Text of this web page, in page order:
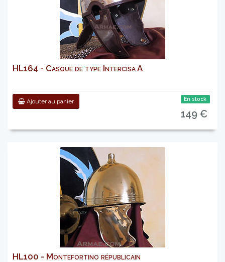
HL164 - Casque de type Intercisa A
Ajouter au panier En stock
149 €
HL100 - Montefortino républicain